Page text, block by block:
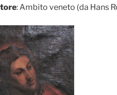
: Ambito veneto (da Hans